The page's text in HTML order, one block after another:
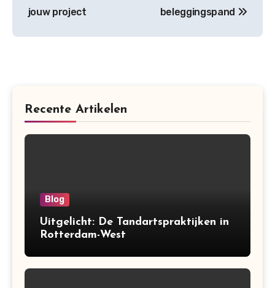
jouw project
beleggingspand
Recente Artikelen
Blog
Uitgelicht: De Tandartspraktijken in
Rotterdam-West